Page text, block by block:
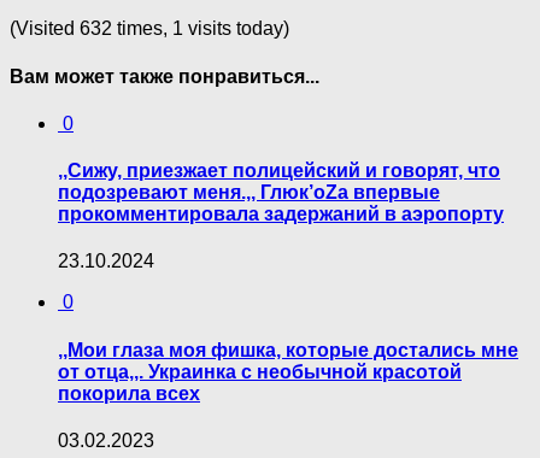
(Visited 632 times, 1 visits today)
Вам может также понравиться...
0
,,Сижу, приезжает полицейский и говорят, что
подозревают меня.,, Глюк’оZа впервые
прокомментировала задержаний в аэропорту
23.10.2024
0
,,Мои глаза моя фишка, которые достались мне
от отца,,. Украинка с необычной красотой
покорила всех
03.02.2023